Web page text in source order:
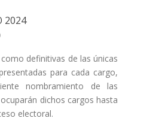
2024
definitivas de las únicas
para cada cargo,
nombramiento de las
dichos cargos hasta
electoral.